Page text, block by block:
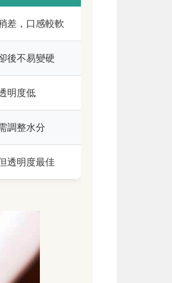
差，口感較軟
後不易變硬
明度低
調整水分
透明度最佳